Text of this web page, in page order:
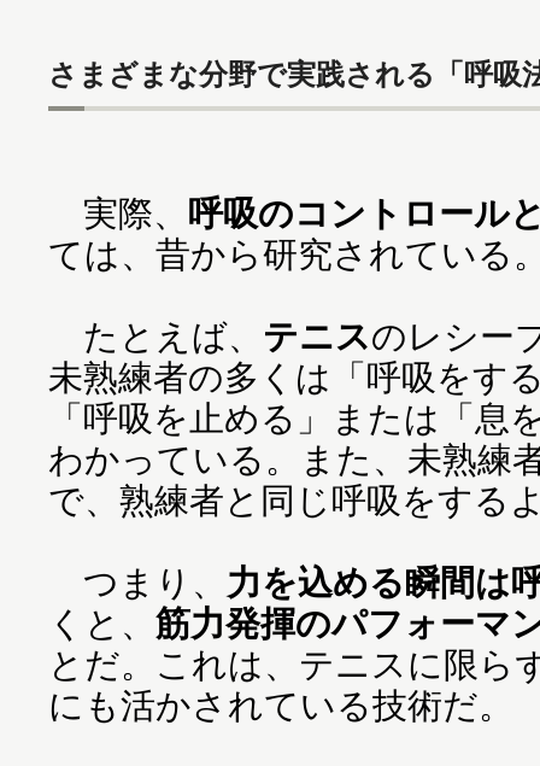
さまざまな分野で実践される「呼吸
実際、 呼吸のコントロール
ては、昔から研究されている
たとえば、 テニスのレシー
未熟練者の多くは「呼吸をす
「呼吸を止める」または「息
わかっている。また、未熟練
で、熟練者と同じ呼吸をする
つまり、 力を込める瞬間は
くと、 筋力発揮のパフォーマ
とだ。これは、テニスに限ら
にも活かされている技術だ。